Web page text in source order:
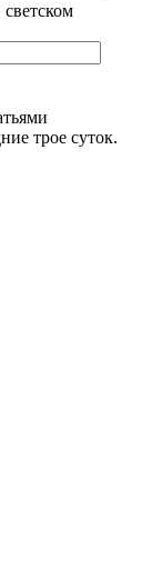
трое суток.